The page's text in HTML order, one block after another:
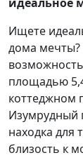
Ищете
дома
площадью
коттеджном
Изумрудный
находка для
близость к